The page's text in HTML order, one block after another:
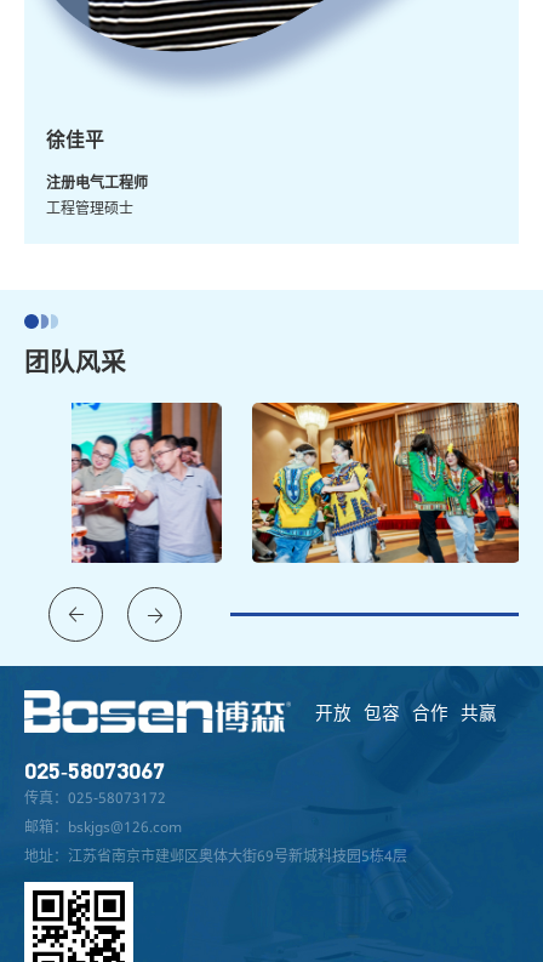
徐佳平
注册电气工程师
工程管理硕士
团队风采
开放 包容 合作 共赢
025-58073067
传真：025-58073172
邮箱：bskjgs@126.com
地址：江苏省南京市建邺区奥体大街69号新城科技园5栋4层